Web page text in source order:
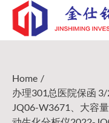
Skip
content
Home
办理301总医院保函
JQ06-W3671、大容